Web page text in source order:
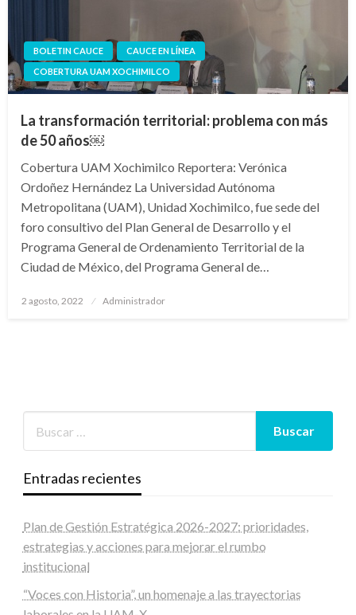
BOLETIN CAUCE
CAUCE EN LÍNEA
COBERTURA UAM XOCHIMILCO
La transformación territorial: problema con más
de 50 años￼
Cobertura UAM Xochimilco Reportera: Verónica
Ordoñez Hernández La Universidad Autónoma
Metropolitana (UAM), Unidad Xochimilco, fue sede del
foro consultivo del Plan General de Desarrollo y el
Programa General de Ordenamiento Territorial de la
Ciudad de México, del Programa General de…
Publicado
2 agosto, 2022 Administrador
Entradas recientes
Plan de Gestión Estratégica 2026-2027: prioridades,
estrategias y acciones para mejorar el rumbo
institucional
“Voces con Historia”, un homenaje a las trayectorias